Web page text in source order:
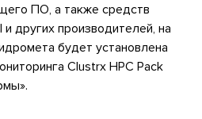
ПО, а также средств
других производителей, на
будет установлена
Clustrx HPC Pack